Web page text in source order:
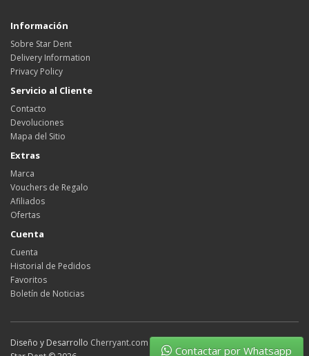
Información
Sobre Star Dent
Delivery Information
Privacy Policy
Servicio al Cliente
Contacto
Devoluciones
Mapa del Sitio
Extras
Marca
Vouchers de Regalo
Afiliados
Ofertas
Cuenta
Cuenta
Historial de Pedidos
Favoritos
Boletín de Noticias
Diseño y Desarrollo Cherryant.com
Contactar por Whatsapp